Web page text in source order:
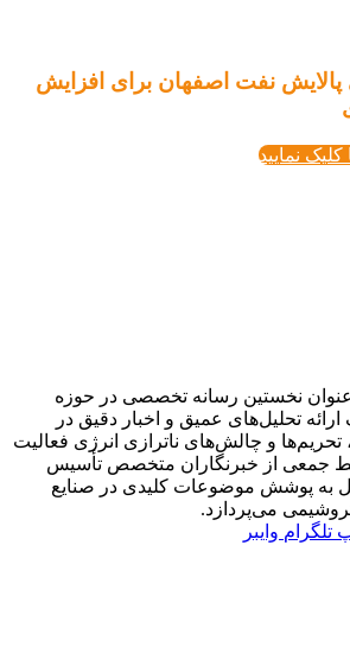
پالایش نفت اصفهان برای افزایش
نمایید
نخستین رسانه تخصصی در حوزه
ارائه تحلیل‌های عمیق و اخبار دقیق در
تحریم‌ها و چالش‌های ناترازی انرژی فعالیت
جمعی از خبرنگاران متخصص تأسیس
به پوشش موضوعات کلیدی در صنایع
می‌پردازد.
تلگرام وایبر